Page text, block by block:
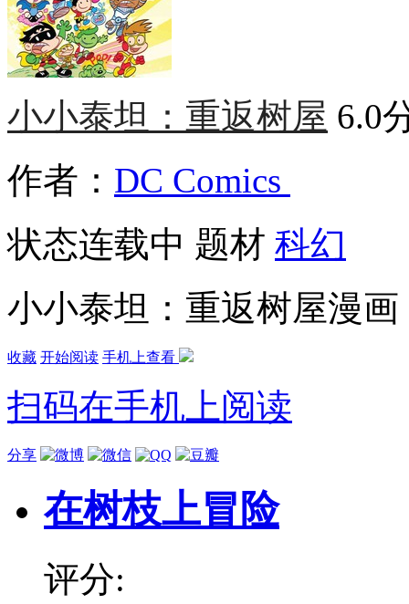
小小泰坦：重返树屋 6.0
作者： DC Comics
状态连载中 题材 科幻
小小泰坦：重返树屋漫
收藏 开始阅读 手机上查看
扫码在手机上阅读
分享
在树枝上冒险
评分: